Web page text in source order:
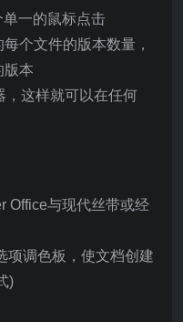
一的鼠标点击
个文件的版本数量，
版本
，这样就可以在任何
Office与现代丝带或经
项调色板，使文档创建
)